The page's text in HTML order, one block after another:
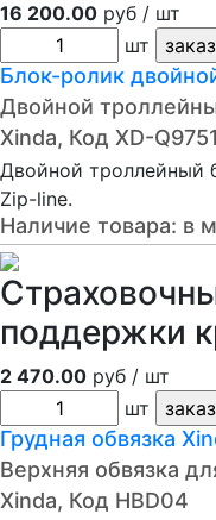
16 200.00 руб / шт
шт
Блок-ролик
Двойной
Xinda, Код XD-Q9751
Двойной троллейный
Zip-line.
Наличие товара: в
поддержки
2 470.00 руб / шт
шт
Грудная обвязка
Верхняя обвязка
Xinda, Код HBD04